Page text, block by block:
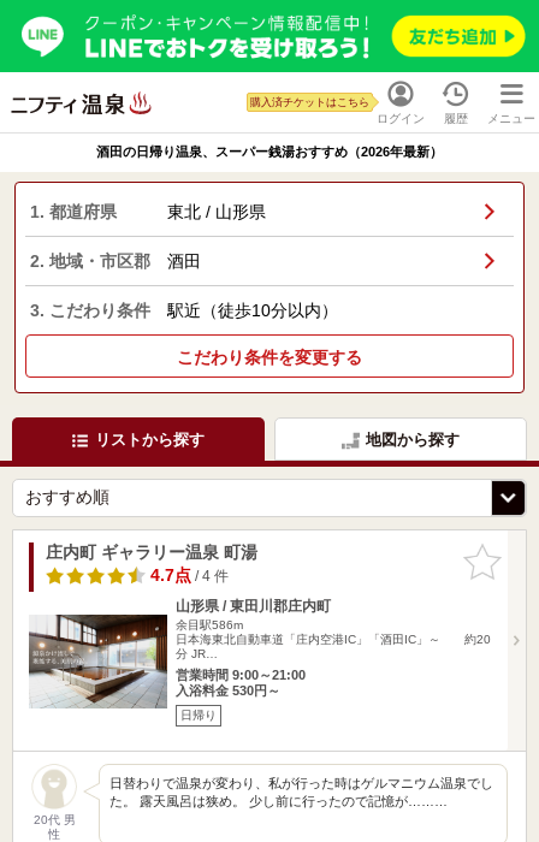
ログイン
購入済チケットはこちら
履歴 メニュー
酒田の日帰り温泉、スーパー銭湯おすすめ（2026年最新）
1. 都道府県 東北 / 山形県
2. 地域・市区郡 酒田
3. こだわり条件 駅近（徒歩10分以内）
こだわり条件を変更する
リストから探す 地図から探す
お気に入
りに追加
庄内町 ギャラリー温泉 町湯
4.7点/ 4 件
山形県 / 東田川郡庄内町
余目駅586m
日本海東北自動車道「庄内空港IC」「酒田IC」～ 約20
分 JR…
営業時間 9:00～21:00
入浴料金 530円～
日帰り
20代 男
性
日替わりで温泉が変わり、私が行った時はゲルマニウム温泉でし
た。 露天風呂は狭め。 少し前に行ったので記憶が………